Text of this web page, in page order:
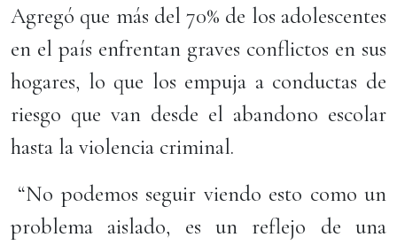
Agregó que más del 70% de los adolescentes
en el país enfrentan graves conflictos en sus
hogares, lo que los empuja a conductas de
riesgo que van desde el abandono escolar
hasta la violencia criminal.
“No podemos seguir viendo esto como un
problema aislado, es un reflejo de una